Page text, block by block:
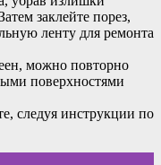
заклейте порез,
ленту для ремонта
можно повторно
поверхностями
следуя инструкции по